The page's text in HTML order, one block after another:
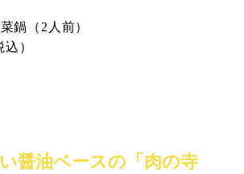
鍋（2人前）
）
醤油ベースの「肉の寺